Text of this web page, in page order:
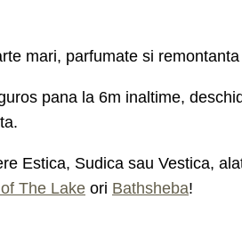
mari, parfumate si
pana la 6m inaltime,
Estica, Sudica sau Vestica,
The Lake ori Bathsheba!